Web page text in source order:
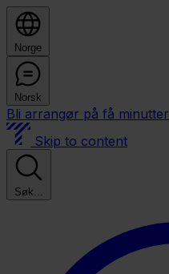
Norge
Norsk
Bli arrangør på få minutter
Skip to content
Søk...